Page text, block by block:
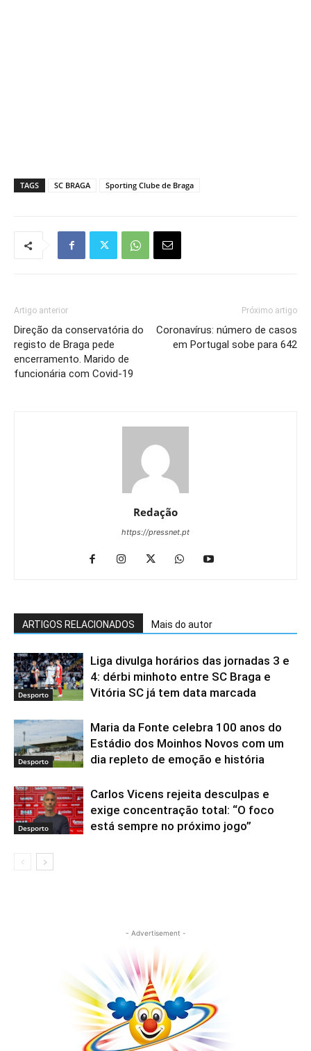
TAGS SC BRAGA Sporting Clube de Braga
Artigo anterior
Direção da conservatória do
registo de Braga pede
encerramento. Marido de
funcionária com Covid-19
Próximo artigo
Coronavírus: número de casos
em Portugal sobe para 642
Redação
https://pressnet.pt
ARTIGOS RELACIONADOS Mais do autor
Desporto
Liga divulga horários das jornadas 3 e
4: dérbi minhoto entre SC Braga e
Vitória SC já tem data marcada
Desporto
Maria da Fonte celebra 100 anos do
Estádio dos Moinhos Novos com um
dia repleto de emoção e história
Desporto
Carlos Vicens rejeita desculpas e
exige concentração total: “O foco
está sempre no próximo jogo”
- Advertisement -